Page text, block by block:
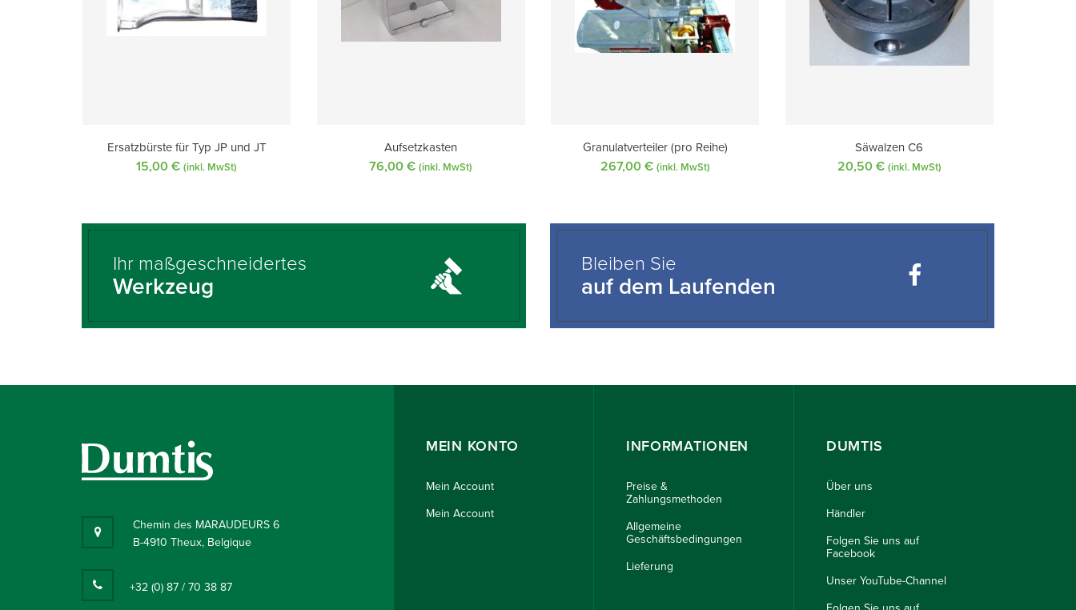
Ersatzbürste für Typ JP und JT
15,00€ (inkl. MwSt)
Aufsetzkasten
76,00€ (inkl. MwSt)
Granulatverteiler (pro Reihe)
267,00 € (inkl. MwSt)
Säwalzen C6
20,50 € (inkl. MwSt)
Ihr maßgeschneidertes
Werkzeug
Bleiben Sie
auf dem Laufenden
Chemin des MARAUDEURS 6
B-4910 Theux, Belgique
+32 (0) 87 / 70 38 87
MEIN KONTO
Mein Account
Mein Account
INFORMATIONEN
Preise &
Zahlungsmethoden
Allgemeine
Geschäftsbedingungen
Lieferung
DUMTIS
Über uns
Händler
Folgen Sie uns auf
Facebook
Unser YouTube-Channel